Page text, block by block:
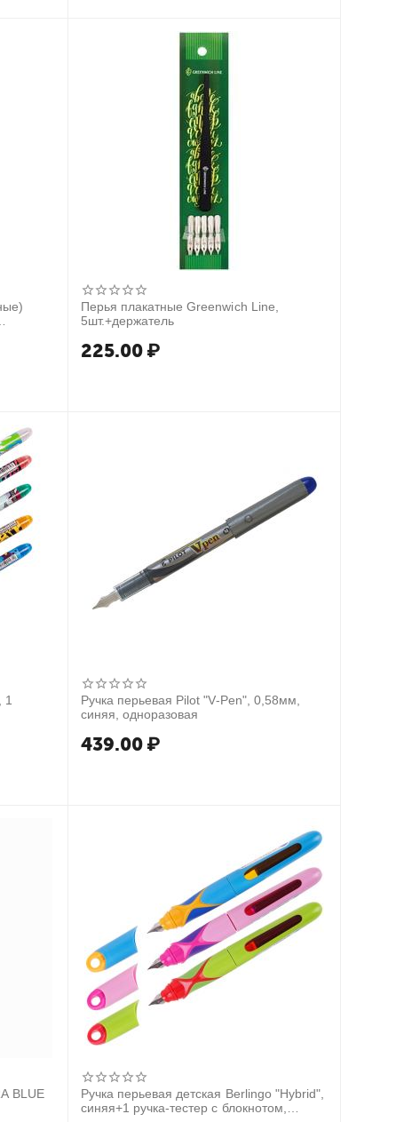
Перья плакатные Greenwich Line,
5шт.+держатель
225.00 ₽
1
Ручка перьевая Pilot "V-Pen", 0,58мм,
синяя, одноразовая
439.00 ₽
BLUE
Ручка перьевая детская Berlingo "Hybrid",
синяя+1 ручка-тестер с блокнотом,